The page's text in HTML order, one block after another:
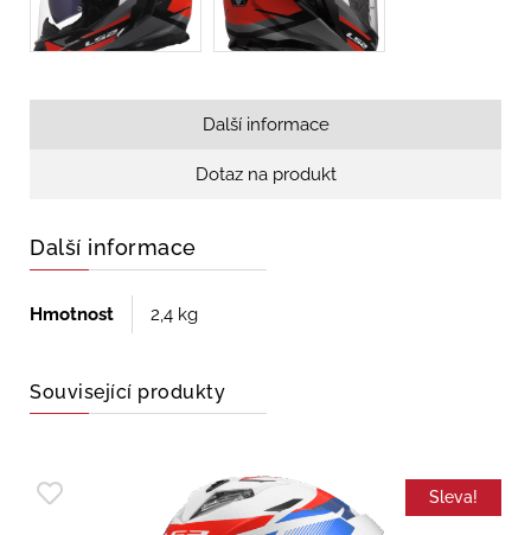
Další informace
Dotaz na produkt
Další informace
Hmotnost 2,4 kg
Související produkty
Sleva!